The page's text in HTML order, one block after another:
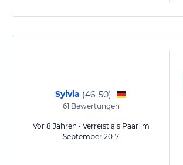
Sylvia (46-50)
61 Bewertungen
Vor 8 Jahren • Verreist als Paar im
September 2017